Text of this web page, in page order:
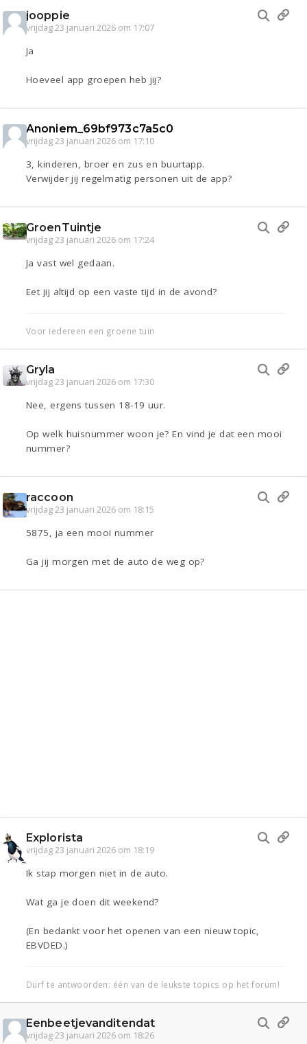
jooppie
vrijdag 23 januari 2026 om 17:07
Ja
Hoeveel app groepen heb jij?
Anoniem_69bf973c7a5c0
vrijdag 23 januari 2026 om 17:10
3, kinderen, broer en zus en buurtapp.
Verwijder jij regelmatig personen uit de app?
GroenTuintje
vrijdag 23 januari 2026 om 17:24
Ja vast wel gedaan.
Eet jij altijd op een vaste tijd in de avond?
Voor iedereen een groene tuin
Gryla
vrijdag 23 januari 2026 om 17:30
Nee, ergens tussen 18-19 uur.
Op welk huisnummer woon je? En vind je dat een mooi
nummer?
raccoon
vrijdag 23 januari 2026 om 18:15
5875, ja een mooi nummer
Ga jij morgen met de auto de weg op?
Explorista
vrijdag 23 januari 2026 om 18:19
Ik stap morgen niet in de auto.
Wat ga je doen dit weekend?
(En bedankt voor het openen van een nieuw topic,
EBVDED.)
Durf te antwoorden: één van de leukste topics op het forum!
Eenbeetjevanditendat
vrijdag 23 januari 2026 om 18:26